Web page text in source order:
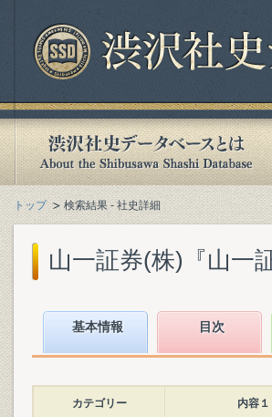
トップ 検索結果 - 社史詳細
山一証券(株)『山一
基本情報 目次
カテゴリー 内容１